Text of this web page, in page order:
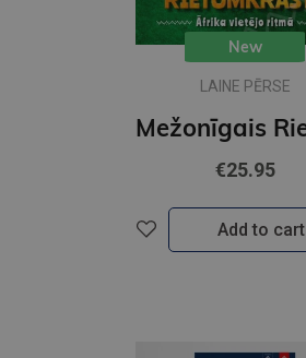
New
LAINE PĒRSE
€25.95
Add to cart